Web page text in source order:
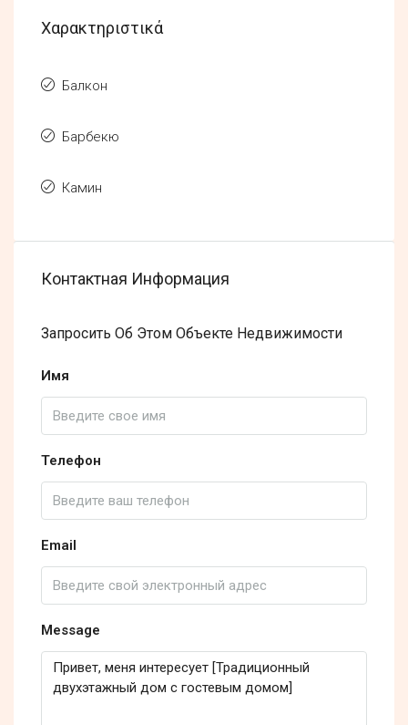
Χαρακτηριστικά
Балкон
Барбекю
Камин
Контактная Информация
Запросить Об Этом Объекте Недвижимости
Имя
Телефон
Email
Message